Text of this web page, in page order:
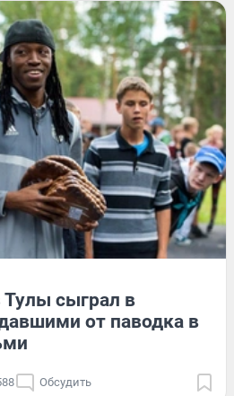
Тулы сыграл в
от паводка в
Обсудить